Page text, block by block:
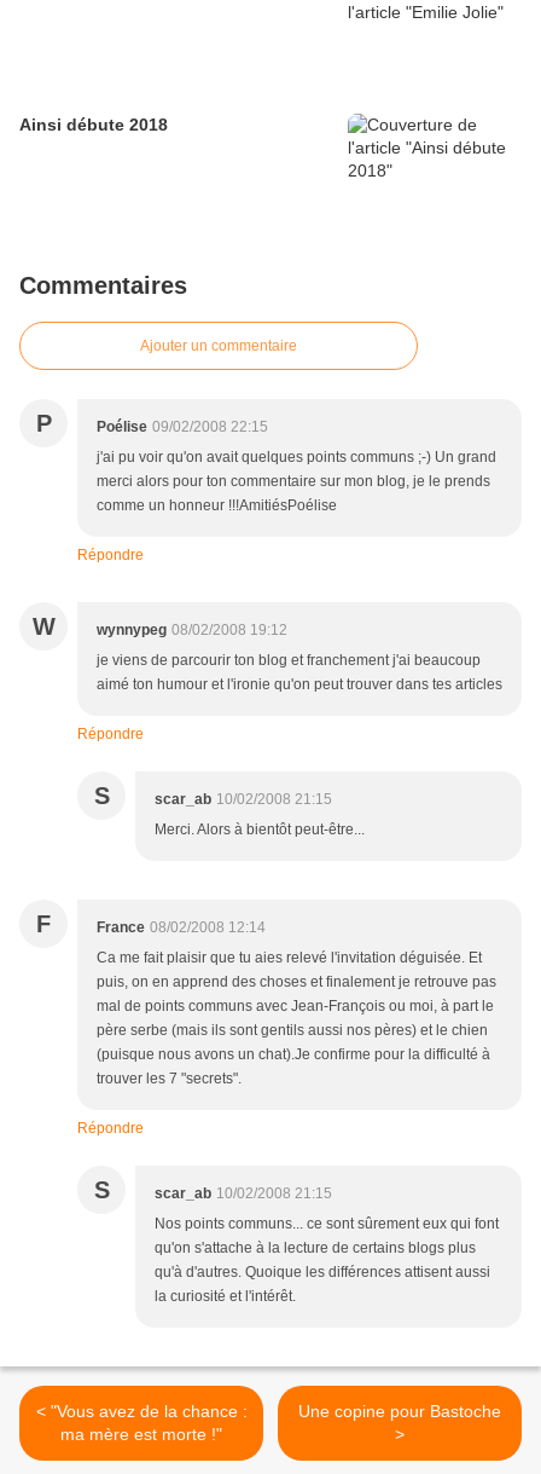
Ainsi débute 2018
Commentaires
Ajouter un commentaire
P Poélise 09/02/2008 22:15
j'ai pu voir qu'on avait quelques points communs ;-) Un grand
merci alors pour ton commentaire sur mon blog, je le prends
comme un honneur !!!AmitiésPoélise
Répondre
W wynnypeg 08/02/2008 19:12
je viens de parcourir ton blog et franchement j'ai beaucoup
aimé ton humour et l'ironie qu'on peut trouver dans tes articles
Répondre
S scar_ab 10/02/2008 21:15
Merci. Alors à bientôt peut-être...
F France 08/02/2008 12:14
Ca me fait plaisir que tu aies relevé l'invitation déguisée. Et
puis, on en apprend des choses et finalement je retrouve pas
mal de points communs avec Jean-François ou moi, à part le
père serbe (mais ils sont gentils aussi nos pères) et le chien
(puisque nous avons un chat).Je confirme pour la difficulté à
trouver les 7 "secrets".
Répondre
S scar_ab 10/02/2008 21:15
Nos points communs... ce sont sûrement eux qui font
qu'on s'attache à la lecture de certains blogs plus
qu'à d'autres. Quoique les différences attisent aussi
la curiosité et l'intérêt.
< "Vous avez de la chance :
ma mère est morte !"
Une copine pour Bastoche
>